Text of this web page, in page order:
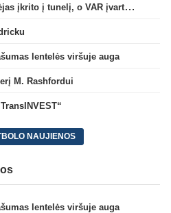
Brazilijoje įvartį šventęs žaidėjas įkrito į tunelį, o VAR įvartį atšaukė
lentelės viršuje auga
M. Rashfordui
NAUJIENOS
lentelės viršuje auga